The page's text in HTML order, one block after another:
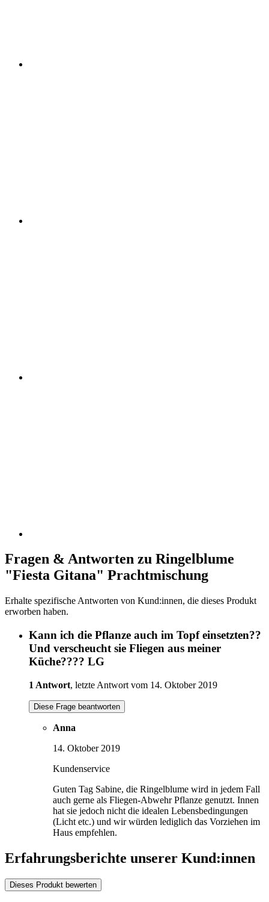
Fragen & Antworten zu Ringelblume
"Fiesta Gitana" Prachtmischung
Erhalte spezifische Antworten von Kund:innen, die dieses Produkt
erworben haben.
Kann ich die Pflanze auch im Topf einsetzten??
Und verscheucht sie Fliegen aus meiner
Küche???? LG
1 Antwort, letzte Antwort vom 14. Oktober 2019
Diese Frage beantworten
Anna
14. Oktober 2019
Kundenservice
Guten Tag Sabine, die Ringelblume wird in jedem Fall
auch gerne als Fliegen-Abwehr Pflanze genutzt. Innen
hat sie jedoch nicht die idealen Lebensbedingungen
(Licht etc.) und wir würden lediglich das Vorziehen im
Haus empfehlen.
Erfahrungsberichte unserer Kund:innen
Dieses Produkt bewerten